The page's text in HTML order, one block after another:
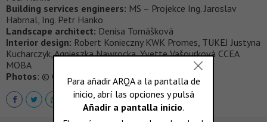
Building services engineers: MS – Projekce Ing. Jaroslav
Habrnal, Ing. Petr Hanko
Landscape architect: Denisa Tomášková
Interior design: Robert Konieczny KWK Promes, TUKEJ Justyna
Kucharczyk, Agnieszka Nawrocka, Yvette Vašourková CCEA
MOBA
Photos: © Ostrava city archive